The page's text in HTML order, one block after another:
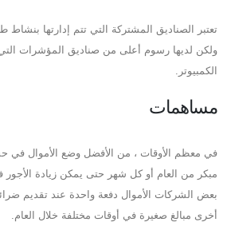
تعتبر الصناديق المشتركة التي تتم إدارتها بنشاط
ولكن لديها رسوم أعلى من صناديق المؤشرات التي
الكمبيوتر.
مساهمات
في معظم الأوقات ، من الأفضل وضع الأموال في
مبكر من العام أو كل شهر حتى يمكن زيادة
بعض الشركات الأموال دفعة واحدة عند تقديم
أخرى مبالغ صغيرة في أوقات مختلفة خلال العام.